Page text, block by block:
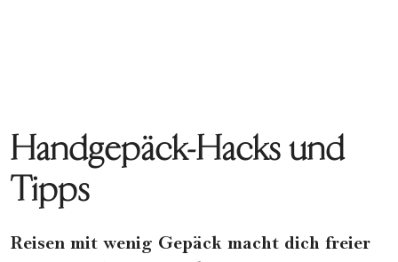
Handgepäck-Hacks und
Tipps
Reisen mit wenig Gepäck macht dich freier